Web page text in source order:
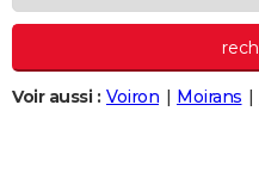
Voir aussi : Voiron Moirans